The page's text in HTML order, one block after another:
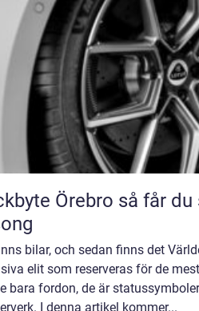
så får du säkra hjul inför varje
bilar, och sedan finns det
elit som reserveras för de
bara fordon, de är
I denna artikel kommer...